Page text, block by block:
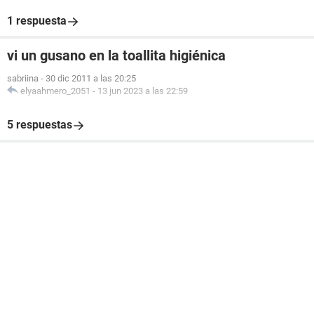
1 respuesta
vi un gusano en la toallita higiénica
sabriina - 30 dic 2011 a las 20:25
elyaahmero_2051 - 13 jun 2023 a las 22:59
5 respuestas